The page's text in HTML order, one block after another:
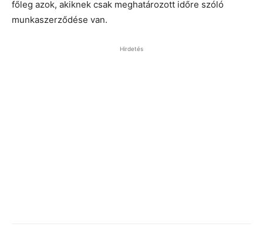
főleg azok, akiknek csak meghatározott időre szóló
munkaszerződése van.
Hirdetés